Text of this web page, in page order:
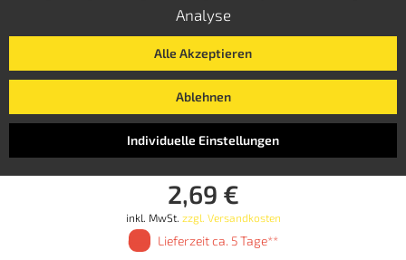
Dieser Artikel steht derzeit nicht zur Verfügung!
Merken Bewerten
2,69 €
inkl. MwSt. zzgl. Versandkosten
Lieferzeit ca. 5 Tage**
Analyse
Individuelle Einstellungen
Ablehnen
Alle Akzeptieren